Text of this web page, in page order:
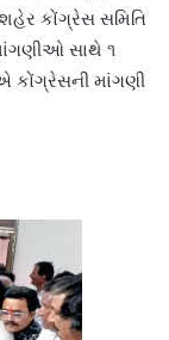
કોંગ્રેસ સમિતિ
સાથે ૧
કોંગ્રેસની માંગણી